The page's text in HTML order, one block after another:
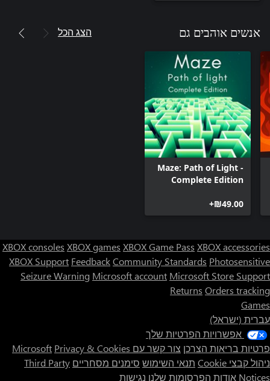
אנשים אוהבים גם הצג הכל
Maze: Path of Light -
Complete Edition
‪₪‎49.00‬+
XBOX consoles XBOX games XBOX Game Pass XBOX accessories
XBOX Support FeedbackCommunity Standards Photosensitive
Seizure Warning Microsoft account Microsoft Store Support
Returns Orders tracking
Games
עברית (ישראל)
אפשרויות הפרטיות שלך
פרטיות בריאות הצרכן צור קשר עם Microsoft Privacy & Cookies
ניהול קבצי Cookie
תנאי השימוש סימנים מסחריים Third Party
Notices אודות הפרסומות שלנו נגישות